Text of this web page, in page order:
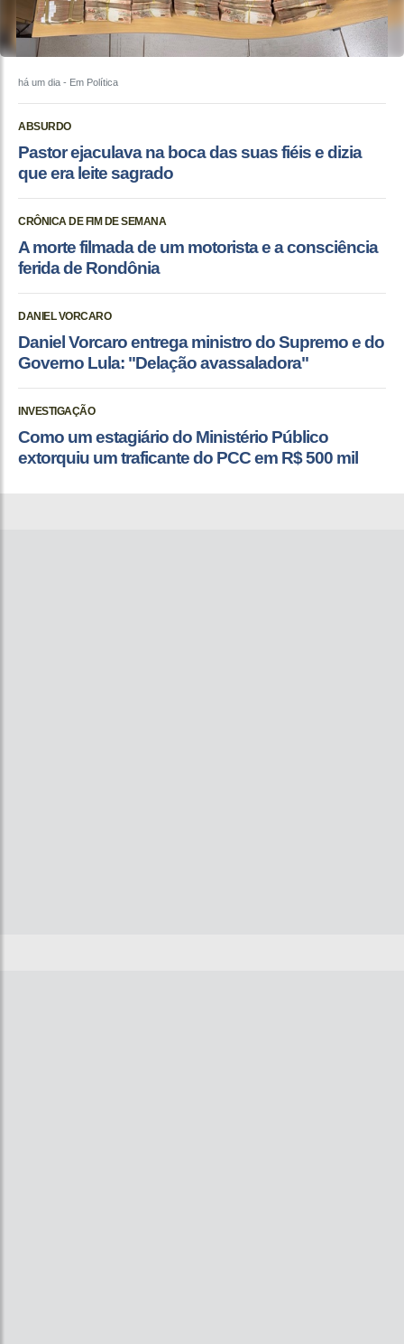
há um dia - Em Política
ABSURDO
Pastor ejaculava na boca das suas fiéis e dizia
que era leite sagrado
CRÔNICA DE FIM DE SEMANA
A morte filmada de um motorista e a consciência
ferida de Rondônia
DANIEL VORCARO
Daniel Vorcaro entrega ministro do Supremo e do
Governo Lula: "Delação avassaladora"
INVESTIGAÇÃO
Como um estagiário do Ministério Público
extorquiu um traficante do PCC em R$ 500 mil